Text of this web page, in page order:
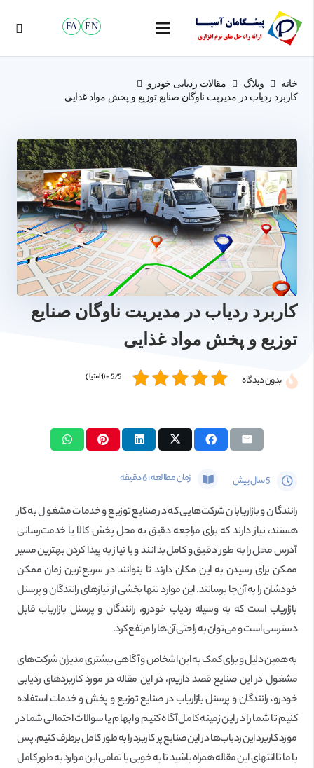
FA EN
خانه وبلاگ
مقالات ردیابی خودرو
کاربرد ردیاب در مدیریت ناوگان صنایع توزیع و پخش مواد غذایی
کاربرد ردیاب در مدیریت ناوگان صنایع
توزیع و پخش مواد غذایی
بدون دیدگاه 5/5 - (1 امتیاز)
5 سال پیش زمان مطالعه :6دقیقه
رانندگان و بازاریابان شرکت‌هایی که در صنایع توزیع و خدمات مشغول به کار
هستند، نیاز دارند که برای مراجعه دقیق به محل پخش کالا یا خدمت‌رسانی
آدرس محل را به طور دقیق و کامل بدانند و یا نیاز به پیدا کردن بهترین مسیر
ممکن برای رسیدن به این مکان دارند تا بتوانند در سریع‌ترین زمان ممکن
خودشان را به آن‌جا برسانند. این موارد تنها بخشی از نیاز‌های رانندگان و پرسنل
بازاریاب است که به وسیله ردیاب خودرو، رانندگان و پرسنل بازاریاب قابل
دسترسی است و می‌توان به راحتی آن‌ها را مرتفع کرد.
به همین دلیل و برای کمک به این اشخاص و آگاهی بیشتری مدیران شرکت‌های
مشغول در این صنایع قصد داریم، در این مقاله در مورد کاربردهای ردیابی
خودرو، رانندگان و پرسنل بازاریاب در صنایع توزیع و پخش و خدمات استفاده
کنیم تا شما را در این زمینه کامل آگاه کنیم و ابهام یا سوالات احتمالی شما در
مورد کاربرد این ردیاب‌ها در این صنایع پر کاربرد را به طور کامل برطرف کنیم. پس
با ما تا انتهای این مقاله همراه باشید تا به خوبی با تمامی این موارد به طور کامل